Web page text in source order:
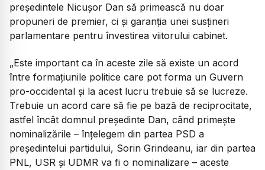
președintele Nicușor Dan să primească nu doar
propuneri de premier, ci și garanția unei susțineri
parlamentare pentru învestirea viitorului cabinet.
„Este important ca în aceste zile să existe un acord
între formaţiunile politice care pot forma un Guvern
pro-occidental şi la acest lucru trebuie să se lucreze.
Trebuie un acord care să fie pe bază de reciprocitate,
astfel încât domnul preşedinte Dan, când primeşte
nominalizările – înţelegem din partea PSD a
preşedintelui partidului, Sorin Grindeanu, iar din partea
PNL, USR şi UDMR va fi o nominalizare – aceste